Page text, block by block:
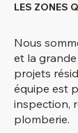
LES ZONES
Nous
et la
projets
équipe est
inspection,
plomberie.